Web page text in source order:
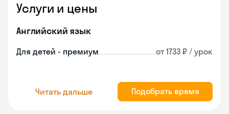
Услуги и цены
Английский язык
Для детей - премиум от 1733 ₽ / урок
Читать дальше Подобрать время